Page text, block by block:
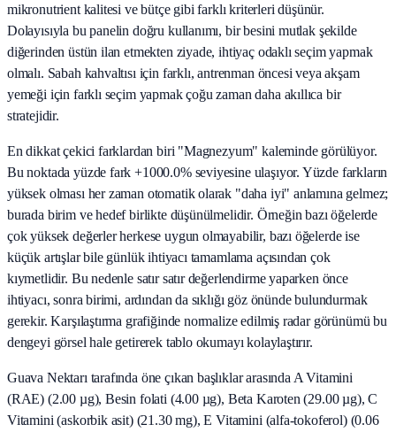
mikronutrient kalitesi ve bütçe gibi farklı kriterleri düşünür.
Dolayısıyla bu panelin doğru kullanımı, bir besini mutlak şekilde
diğerinden üstün ilan etmekten ziyade, ihtiyaç odaklı seçim yapmak
olmalı. Sabah kahvaltısı için farklı, antrenman öncesi veya akşam
yemeği için farklı seçim yapmak çoğu zaman daha akıllıca bir
stratejidir.
En dikkat çekici farklardan biri "Magnezyum" kaleminde görülüyor.
Bu noktada yüzde fark +1000.0% seviyesine ulaşıyor. Yüzde farkların
yüksek olması her zaman otomatik olarak "daha iyi" anlamına gelmez;
burada birim ve hedef birlikte düşünülmelidir. Örneğin bazı öğelerde
çok yüksek değerler herkese uygun olmayabilir, bazı öğelerde ise
küçük artışlar bile günlük ihtiyacı tamamlama açısından çok
kıymetlidir. Bu nedenle satır satır değerlendirme yaparken önce
ihtiyacı, sonra birimi, ardından da sıklığı göz önünde bulundurmak
gerekir. Karşılaştırma grafiğinde normalize edilmiş radar görünümü bu
dengeyi görsel hale getirerek tablo okumayı kolaylaştırır.
Guava Nektarı tarafında öne çıkan başlıklar arasında A Vitamini
(RAE) (2.00 µg), Besin folati (4.00 µg), Beta Karoten (29.00 µg), C
Vitamini (askorbik asit) (21.30 mg), E Vitamini (alfa-tokoferol) (0.06